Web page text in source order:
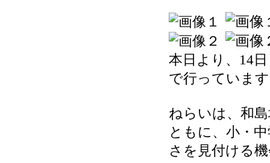
本日より、14
で行っていま
ねらいは、和
ともに、小・
さを見付ける